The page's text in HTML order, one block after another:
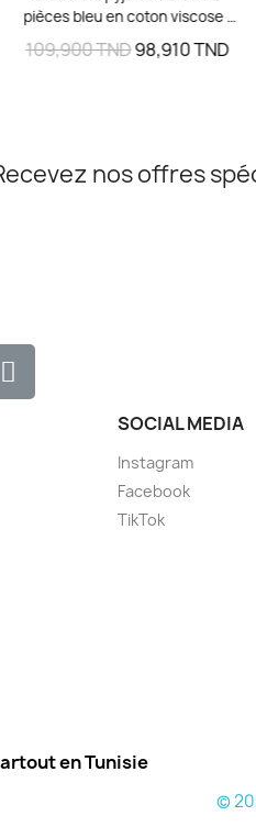
pièces bleu en coton viscose :
top bretelle uni avec bordure
imprimée et petit nœud au
109,900 TND98,910 TND
nos offres
SOCIAL MEDIA
Instagram
Facebook
TikTok
en Tunisie
©